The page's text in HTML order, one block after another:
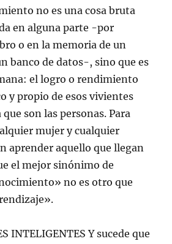
no es una cosa bruta
en alguna parte -por
o en la memoria de un
banco de datos-, sino que es
el logro o rendimiento
y propio de esos vivientes
son las personas. Para
mujer y cualquier
aprender aquello que llegan
el mejor sinónimo de
no es otro que
INTELIGENTES Y sucede que